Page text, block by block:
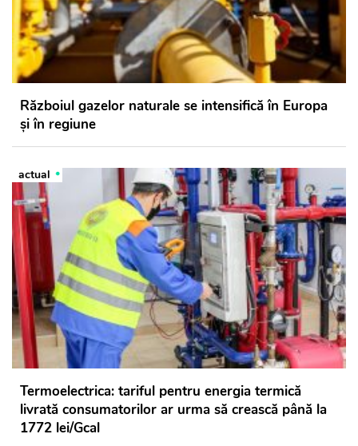
Războiul gazelor naturale se intensifică în Europa
şi în regiune
actual
Termoelectrica: tariful pentru energia termică
livrată consumatorilor ar urma să crească până la
1772 lei/Gcal